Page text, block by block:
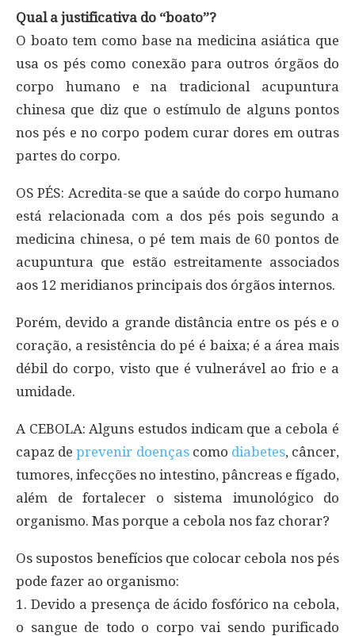
Qual a justificativa do “boato”?
O boato tem como base na medicina asiática que
usa os pés como conexão para outros órgãos do
corpo humano e na tradicional acupuntura
chinesa que diz que o estímulo de alguns pontos
nos pés e no corpo podem curar dores em outras
partes do corpo.
OS PÉS: Acredita-se que a saúde do corpo humano
está relacionada com a dos pés pois segundo a
medicina chinesa, o pé tem mais de 60 pontos de
acupuntura que estão estreitamente associados
aos 12 meridianos principais dos órgãos internos.
Porém, devido a grande distância entre os pés e o
coração, a resistência do pé é baixa; é a área mais
débil do corpo, visto que é vulnerável ao frio e a
umidade.
A CEBOLA: Alguns estudos indicam que a cebola é
capaz deprevenir doençascomo diabetes, câncer,
tumores, infecções no intestino, pâncreas e fígado,
além de fortalecer o sistema imunológico do
organismo. Mas porque a cebola nos faz chorar?
Os supostos benefícios que colocar cebola nos pés
pode fazer ao organismo:
1. Devido a presença de ácido fosfórico na cebola,
o sangue de todo o corpo vai sendo purificado